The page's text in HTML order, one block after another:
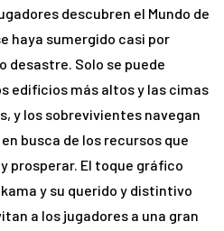
descubren el Mundo de
haya sumergido casi por
desastre. Solo se puede
edificios más altos y las cimas
y los sobrevivientes navegan
busca de los recursos que
prosperar. El toque gráfico
y su querido y distintivo
a los jugadores a una gran